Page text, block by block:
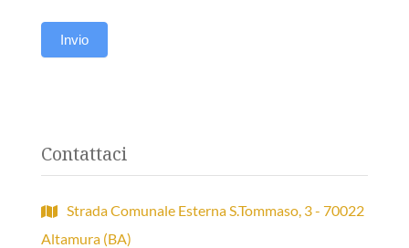
Invio
Contattaci
Strada Comunale Esterna S.Tommaso, 3 - 70022
Altamura (BA)